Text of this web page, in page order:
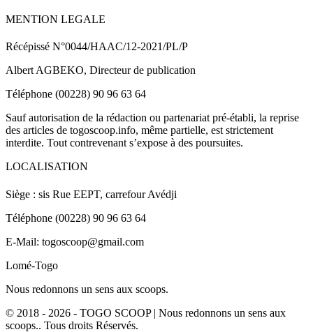
MENTION LEGALE
Récépissé N°0044/HAAC/12-2021/PL/P
Albert AGBEKO, Directeur de publication
Téléphone (00228) 90 96 63 64
Sauf autorisation de la rédaction ou partenariat pré-établi, la reprise
des articles de togoscoop.info, même partielle, est strictement
interdite. Tout contrevenant s’expose à des poursuites.
LOCALISATION
Siège : sis Rue EEPT, carrefour Avédji
Téléphone (00228) 90 96 63 64
E-Mail: togoscoop@gmail.com
Lomé-Togo
Nous redonnons un sens aux scoops.
© 2018 - 2026 - TOGO SCOOP | Nous redonnons un sens aux
scoops.. Tous droits Réservés.